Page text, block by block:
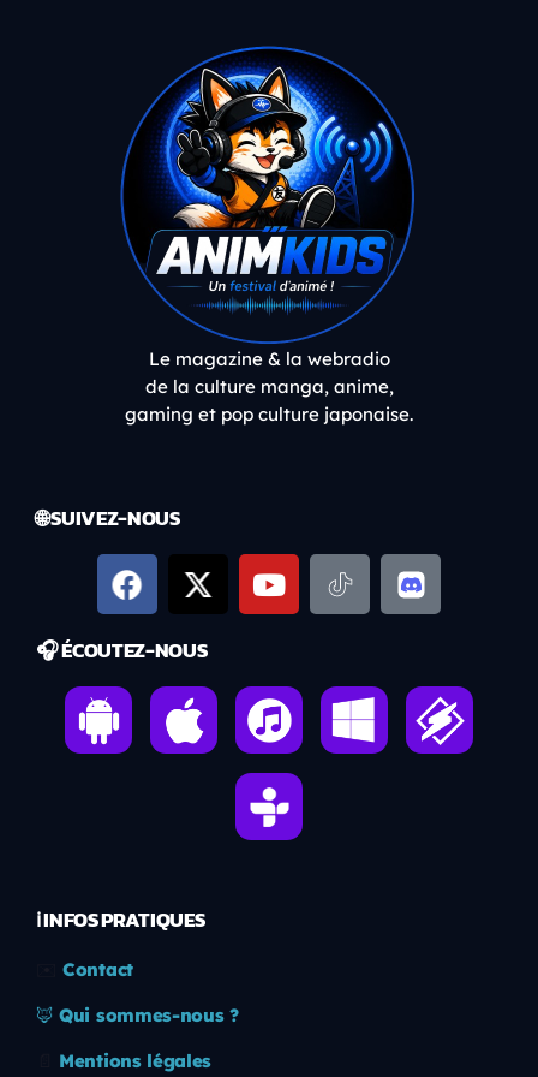
Le magazine & la webradio
de la culture manga, anime,
gaming et pop culture japonaise.
🌐 SUIVEZ-NOUS
🎧 ÉCOUTEZ-NOUS
ℹ️ INFOS PRATIQUES
Contact
🦊 Qui sommes-nous ?
Mentions légales